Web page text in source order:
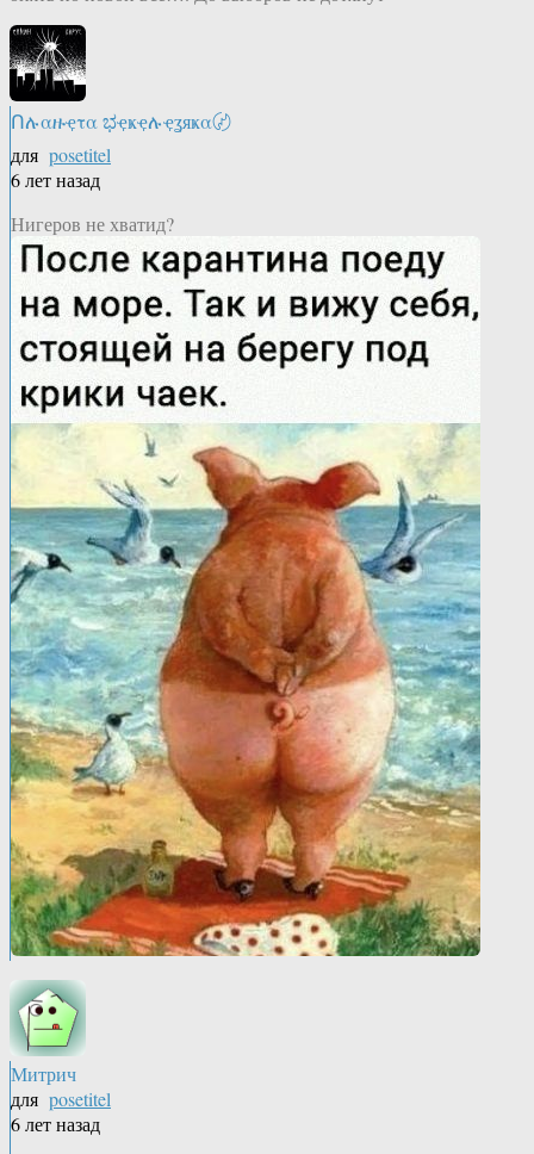
Ոሉαዙҿτα ಭҿҝҿሉҿʓяҝα〄
для posetitel
6 лет назад
Нигеров не хватид?
Митрич
для posetitel
6 лет назад